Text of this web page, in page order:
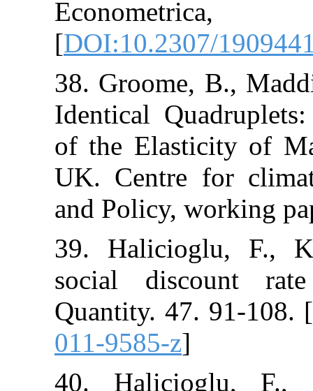
[DOI:10.2307/
38. Groome,
Identical
of the
UK. Centre
and Policy,
39.
social
Quantity. 47.
011-9585-z
40.